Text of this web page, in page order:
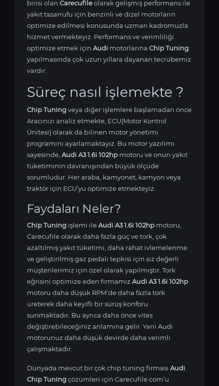
birisi olan Carecufileolarak gelişmiş performans ile
yakıt tasarrufu için benzinli ve dizel motorların
optimize edilmesi konusunda uzman kadromuzla
hizmet vermekteyiz. Performans ve verimliliği
optimize etmek için Audi motorlarına Chip Tuning
yapılmasında çok uzun yıllara dayanan tecrübemiz
vardır.
Süreç nasıl işlemekte ?
Chip Tuningveya diğer işlemlere başlamadan önce
Aracınızı analiz etmekte, ECU(Motor Kontrol
Ünitesi) olarak da bilinen motor yönetimi
programını ayarlamaktayız. Bu motor yazılımı
sayesinde, Audi A3 1.6i 102hp motoru ve onun yakıt
tüketiminin davranışından büyük ölçüde
sorumludur. Her araba, kamyonet, kamyon veya
traktör için ECU’yu optimize etmekteyiz.
Faydaları Neler?
Chip Tuning işlemi ileAudi A3 1.6i 102hp motoru,
Carecufile olarak daha fazla güç ve tork, çok
azaltılmış yakıt tüketimi, daha rahat ivlemelenme
ve geliştirilmiş gaz pedalı tepkisi için siz değerli
müşterilerimiz için özel olarak yapılmıştır. Tork
eğrisini optimize eden firmamız Audi A3 1.6i 102hp
motoru daha düşük RPM’de daha fazla tork
üreterek daha keyifli bir sürüş konforu
sunmaktadır. Bu ayrıca daha önce vites
değiştirebileceğiniz anlamına gelir. Yani Audi
motorunuz daha düşük devirde daha verimli
çalışmaktadır.
Dünyada mevcut bir çok chip tuning firması Audi
Chip Tuningçözümleri için Carecufile.com’u